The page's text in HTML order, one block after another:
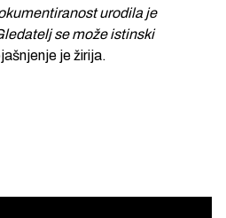
urodila je
se može istinski
je žirija.